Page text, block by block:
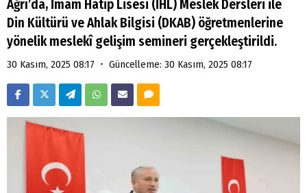
Ağrı’da, İmam Hatip Lisesi (İHL) Meslek Dersleri ile
Din Kültürü ve Ahlak Bilgisi (DKAB) öğretmenlerine
yönelik meslekî gelişim semineri gerçekleştirildi.
30 Kasım, 2025 08:17 • Güncelleme: 30 Kasım, 2025 08:17